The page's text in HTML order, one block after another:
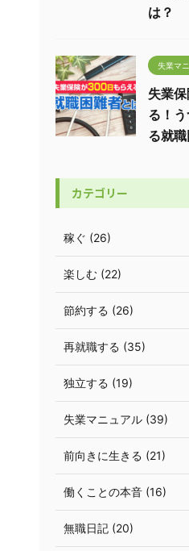
は？
失業マ
失業
る！
る就
カテゴリー
稼ぐ (26)
楽しむ (22)
節約する (26)
再就職する (35)
独立する (19)
失業マニュアル (39)
前向きに生きる (21)
働くことの本音 (16)
無職日記 (20)